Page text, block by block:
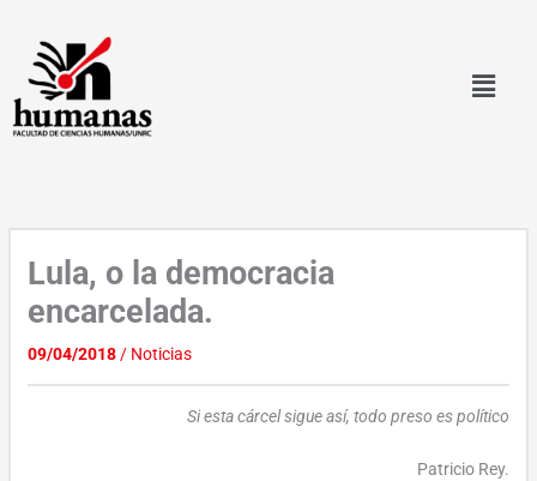
contenido
Lula, o la democracia
encarcelada.
09/04/2018/ Noticias
Si esta cárcel sigue así, todo preso es político
Patricio Rey.